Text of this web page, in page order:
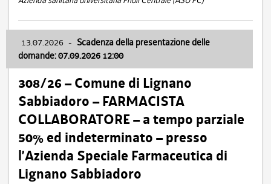
13.07.2026 - Scadenza della presentazione delle
domande: 07.09.2026 12:00
308/26 – Comune di Lignano
Sabbiadoro – FARMACISTA
COLLABORATORE – a tempo parziale
50% ed indeterminato – presso
l’Azienda Speciale Farmaceutica di
Lignano Sabbiadoro